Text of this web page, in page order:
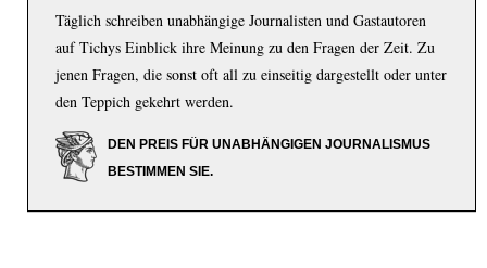
Täglich schreiben unabhängige Journalisten und Gastautoren
auf Tichys Einblick ihre Meinung zu den Fragen der Zeit. Zu
jenen Fragen, die sonst oft all zu einseitig dargestellt oder unter
den Teppich gekehrt werden.
DEN PREIS FÜR UNABHÄNGIGEN JOURNALISMUS
BESTIMMEN SIE.